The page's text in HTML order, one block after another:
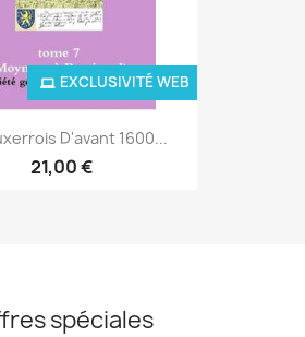
D'avant 1600...
21,00 €
EXCLUSIVITÉ WEB
spéciales